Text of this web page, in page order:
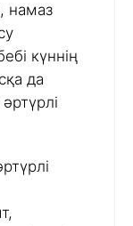
намаз
күннің
да